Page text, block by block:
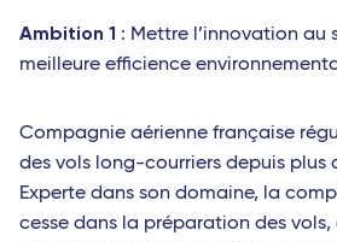
Ambition 1 : Mettre l’innovation au
meilleure efficience
Compagnie aérienne française
des vols long-courriers depuis plus
Experte dans son domaine, la
cesse dans la préparation des